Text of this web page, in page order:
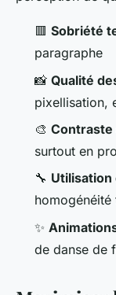
🟥 Sobriété
paragraphe
📸 Qualité
pixellisation,
🎨 Contraste
surtout en
🔧 Utilisation
✨
de danse de